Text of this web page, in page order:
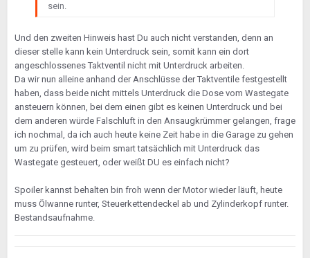
sein.
Und den zweiten Hinweis hast Du auch nicht verstanden, denn an
dieser stelle kann kein Unterdruck sein, somit kann ein dort
angeschlossenes Taktventil nicht mit Unterdruck arbeiten.
Da wir nun alleine anhand der Anschlüsse der Taktventile festgestellt
haben, dass beide nicht mittels Unterdruck die Dose vom Wastegate
ansteuern können, bei dem einen gibt es keinen Unterdruck und bei
dem anderen würde Falschluft in den Ansaugkrümmer gelangen, frage
ich nochmal, da ich auch heute keine Zeit habe in die Garage zu gehen
um zu prüfen, wird beim smart tatsächlich mit Unterdruck das
Wastegate gesteuert, oder weißt DU es einfach nicht?
Spoiler kannst behalten bin froh wenn der Motor wieder läuft, heute
muss Ölwanne runter, Steuerkettendeckel ab und Zylinderkopf runter.
Bestandsaufnahme.